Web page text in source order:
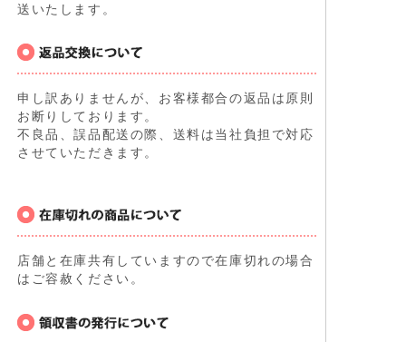
送いたします。
申し訳ありませんが、お客様都合の返品は原則
お断りしております。
不良品、誤品配送の際、送料は当社負担で対応
させていただきます。
店舗と在庫共有していますので在庫切れの場合
はご容赦ください。